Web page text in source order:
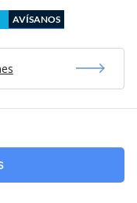
AVÍSANOS